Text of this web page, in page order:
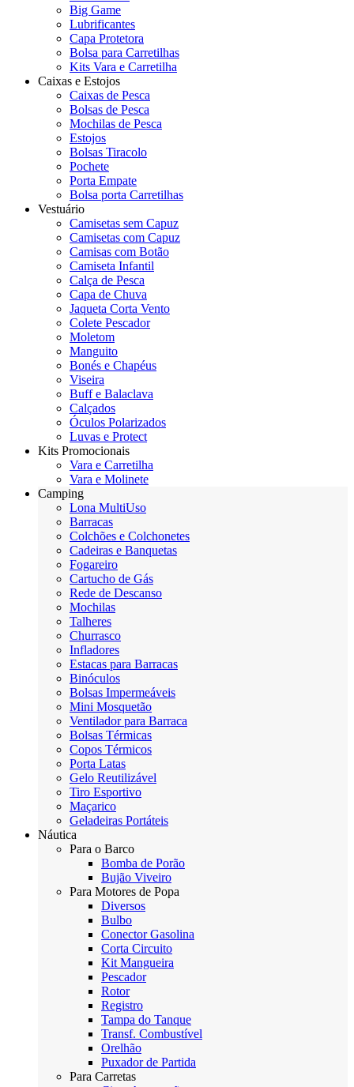
Big Game
Lubrificantes
Capa Protetora
Bolsa para Carretilhas
Kits Vara e Carretilha
Caixas e Estojos
Caixas de Pesca
Bolsas de Pesca
Mochilas de Pesca
Estojos
Bolsas Tiracolo
Pochete
Porta Empate
Bolsa porta Carretilhas
Vestuário
Camisetas sem Capuz
Camisetas com Capuz
Camisas com Botão
Camiseta Infantil
Calça de Pesca
Capa de Chuva
Jaqueta Corta Vento
Colete Pescador
Moletom
Manguito
Bonés e Chapéus
Viseira
Buff e Balaclava
Calçados
Óculos Polarizados
Luvas e Protect
Kits Promocionais
Vara e Carretilha
Vara e Molinete
Camping
Lona MultiUso
Barracas
Colchões e Colchonetes
Cadeiras e Banquetas
Fogareiro
Cartucho de Gás
Rede de Descanso
Mochilas
Talheres
Churrasco
Infladores
Estacas para Barracas
Binóculos
Bolsas Impermeáveis
Mini Mosquetão
Ventilador para Barraca
Bolsas Térmicas
Copos Térmicos
Porta Latas
Gelo Reutilizável
Tiro Esportivo
Maçarico
Geladeiras Portáteis
Náutica
Para o Barco
Bomba de Porão
Bujão Viveiro
Para Motores de Popa
Diversos
Bulbo
Conector Gasolina
Corta Circuito
Kit Mangueira
Pescador
Rotor
Registro
Tampa do Tanque
Transf. Combustível
Orelhão
Puxador de Partida
Para Carretas